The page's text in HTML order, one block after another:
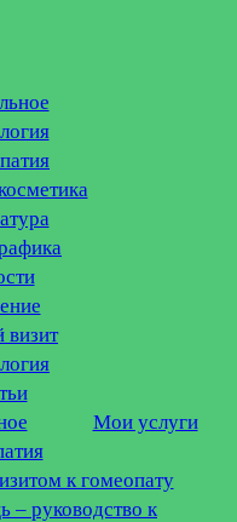
визит
Мои услуги
к гомеопату
– руководство к